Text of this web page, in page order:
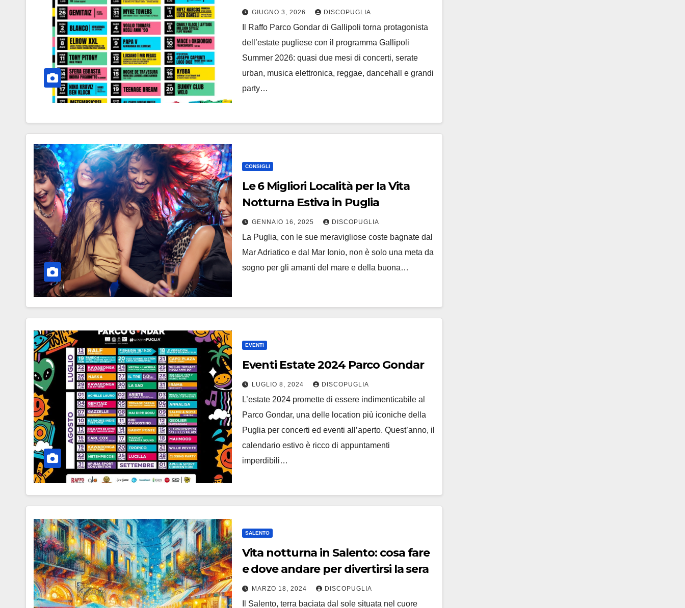
perdere!
GIUGNO 3, 2026 DISCOPUGLIA
Il Raffo Parco Gondar di Gallipoli torna protagonista
dell’estate pugliese con il programma Gallipoli
Summer 2026: quasi due mesi di concerti, serate
urban, musica elettronica, reggae, dancehall e grandi
party…
CONSIGLI
Le 6 Migliori Località per la Vita
Notturna Estiva in Puglia
GENNAIO 16, 2025 DISCOPUGLIA
La Puglia, con le sue meravigliose coste bagnate dal
Mar Adriatico e dal Mar Ionio, non è solo una meta da
sogno per gli amanti del mare e della buona…
EVENTI
Eventi Estate 2024 Parco Gondar
LUGLIO 8, 2024 DISCOPUGLIA
L’estate 2024 promette di essere indimenticabile al
Parco Gondar, una delle location più iconiche della
Puglia per concerti ed eventi all’aperto. Quest’anno, il
calendario estivo è ricco di appuntamenti
imperdibili…
SALENTO
Vita notturna in Salento: cosa fare
e dove andare per divertirsi la sera
MARZO 18, 2024 DISCOPUGLIA
Il Salento, terra baciata dal sole situata nel cuore